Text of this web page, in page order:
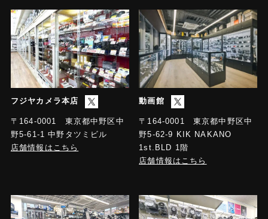
フジヤカメラ本店
〒164-0001 東京都中野区中
野5-61-1 中野タツミビル
店舗情報はこちら
動画館
〒164-0001 東京都中野区中
野5-62-9 KIK NAKANO
1st.BLD 1階
店舗情報はこちら